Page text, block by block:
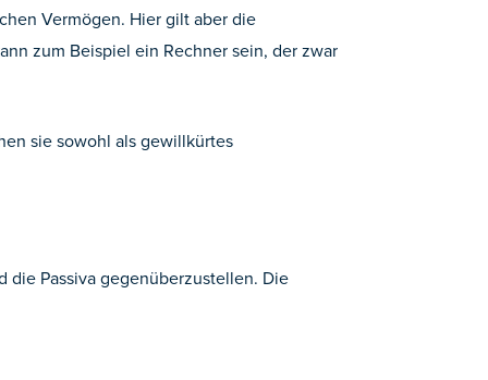
Vermögen. Hier gilt aber die
zum Beispiel ein Rechner sein, der zwar
sie sowohl als gewillkürtes
die Passiva gegenüberzustellen. Die